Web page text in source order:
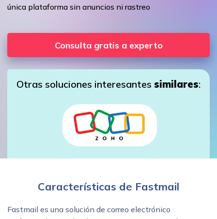
única plataforma sin anuncios ni rastreo
Consulta gratis a experto
Otras soluciones interesantes similares:
Características de Fastmail
Fastmail es una solución de correo electrónico